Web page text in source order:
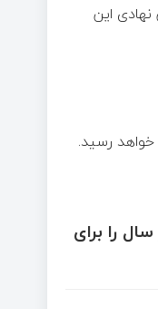
این
بیت‌ کوین تا سال ۲۰۴۵ به ۱۳ میلیون دلار خواهد رسید.
قطعاً می‌توانم رشد متوسط ۳۰ درصد در سال را برای